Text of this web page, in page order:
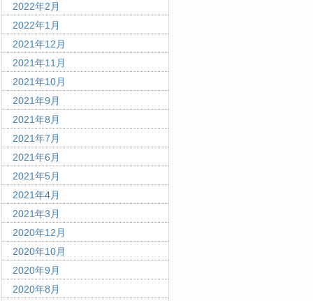
2022年2月
2022年1月
2021年12月
2021年11月
2021年10月
2021年9月
2021年8月
2021年7月
2021年6月
2021年5月
2021年4月
2021年3月
2020年12月
2020年10月
2020年9月
2020年8月